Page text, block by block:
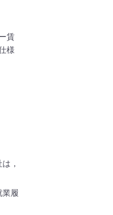
賃
様
，
業履